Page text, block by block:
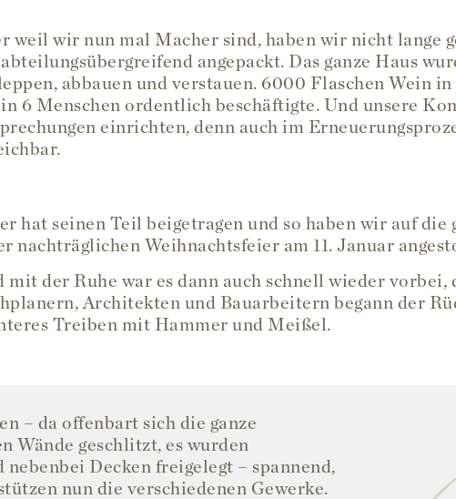
weil wir nun mal Macher sind, haben wir nicht lange
angepackt. Das ganze Haus
abbauen und verstauen. 6000 Flaschen Wein
6 Menschen ordentlich beschäftigte. Und unsere
einrichten, denn auch im
hat seinen Teil beigetragen und so haben wir auf
nachträglichen Weihnachtsfeier am 11. Januar
mit der Ruhe war es dann auch schnell wieder vorbei,
Architekten und Bauarbeitern begann der
Treiben mit Hammer und Meißel.
– da offenbart sich die ganze
Wände geschlitzt, es wurden
Decken freigelegt – spannend,
nun die verschiedenen Gewerke.